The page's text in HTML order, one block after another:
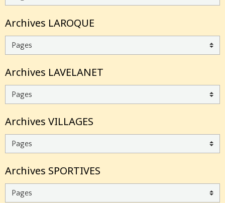
Archives LAROQUE
Archives LAVELANET
Archives VILLAGES
Archives SPORTIVES